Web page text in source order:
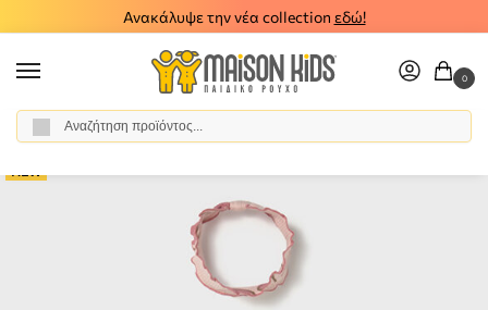
Ανακάλυψε την νέα collection εδώ!
0
Αρχική σελίδα / Κορίτσι / Ρούχα